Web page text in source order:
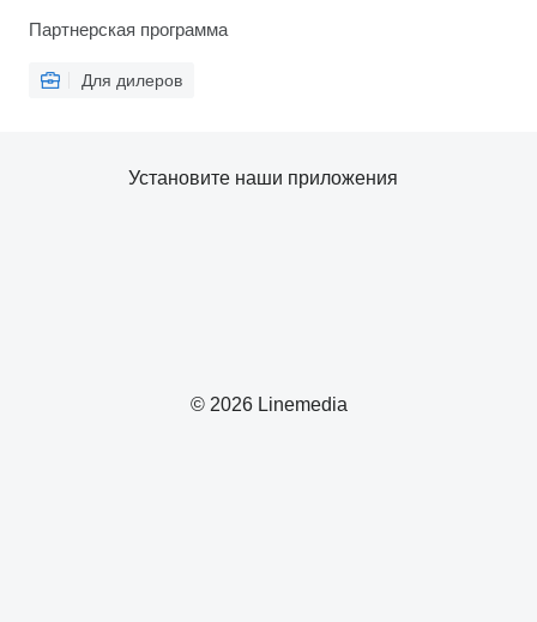
Партнерская программа
Для дилеров
© 2026 Linemedia
Установите наши приложения